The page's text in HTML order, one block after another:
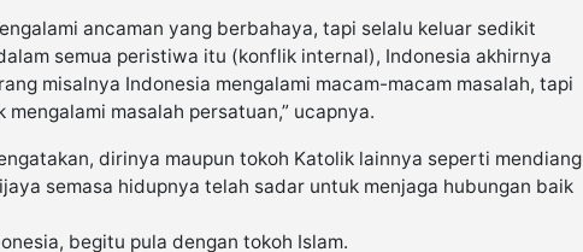
ancaman yang berbahaya, tapi selalu keluar sedikit
semua peristiwa itu (konflik internal), Indonesia akhirnya
misalnya Indonesia mengalami macam-macam masalah, tapi
masalah persatuan,” ucapnya.
dirinya maupun tokoh Katolik lainnya seperti mendiang
semasa hidupnya telah sadar untuk menjaga hubungan baik
begitu pula dengan tokoh Islam.